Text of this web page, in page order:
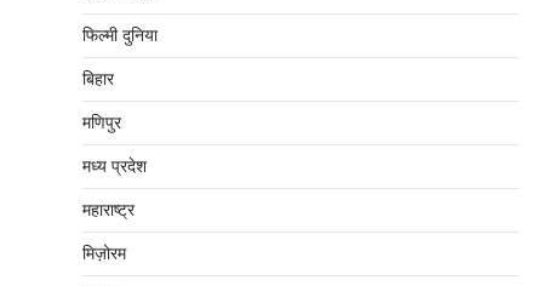
फिल्मी दुनिया
बिहार
मणिपुर
मध्‍य प्रदेश
महाराष्‍ट्र
मिज़ोरम